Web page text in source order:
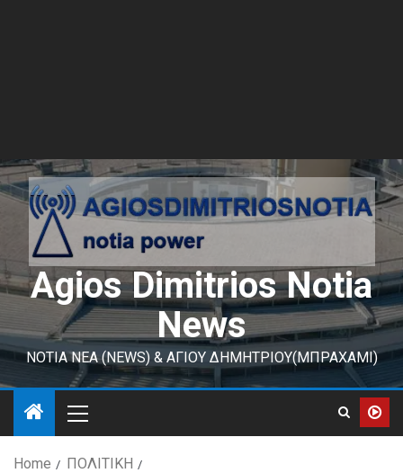
Agios Dimitrios Notia
News
ΝΟΤΙΑ ΝΕΑ (NEWS) & ΑΓΙΟΥ ΔΗΜΗΤΡΙΟΥ(ΜΠΡΑΧΑΜΙ)
Home
ΠΟΛΙΤΙΚΗ